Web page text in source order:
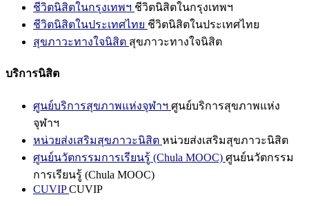
ชีวิตนิสิตในกรุงเทพฯ ชีวิตนิสิตในกรุงเทพฯ
ชีวิตนิสิตในประเทศไทย ชีวิตนิสิตในประเทศไทย
สุขภาวะทางใจนิสิต สุขภาวะทางใจนิสิต
บริการนิสิต
ศูนย์บริการสุขภาพแห่งจุฬาฯ ศูนย์บริการสุขภาพแห่ง
จุฬาฯ
หน่วยส่งเสริมสุขภาวะนิสิต หน่วยส่งเสริมสุขภาวะนิสิต
ศูนย์นวัตกรรมการเรียนรู้ (Chula MOOC) ศูนย์นวัตกรรม
การเรียนรู้ (Chula MOOC)
CUVIPCUVIP